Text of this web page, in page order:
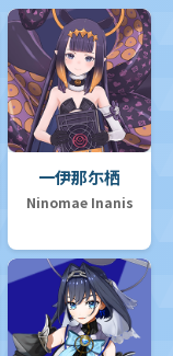
一伊那尓栖
Ninomae Inanis